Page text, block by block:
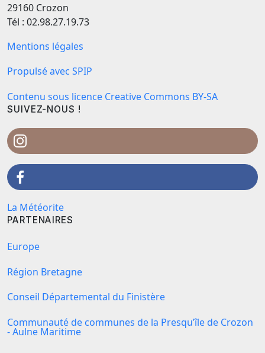
29160 Crozon
Tél : 02.98.27.19.73
Mentions légales
Propulsé avec SPIP
Contenu sous licence Creative Commons BY-SA
SUIVEZ-NOUS !
La Météorite
PARTENAIRES
Europe
Région Bretagne
Conseil Départemental du Finistère
Communauté de communes de la Presqu’île de Crozon
- Aulne Maritime